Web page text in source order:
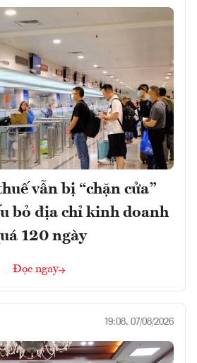
vẫn bị “chặn cửa”
bỏ địa chỉ kinh doanh
120 ngày
Đọc ngay
19:08, 07/08/2026